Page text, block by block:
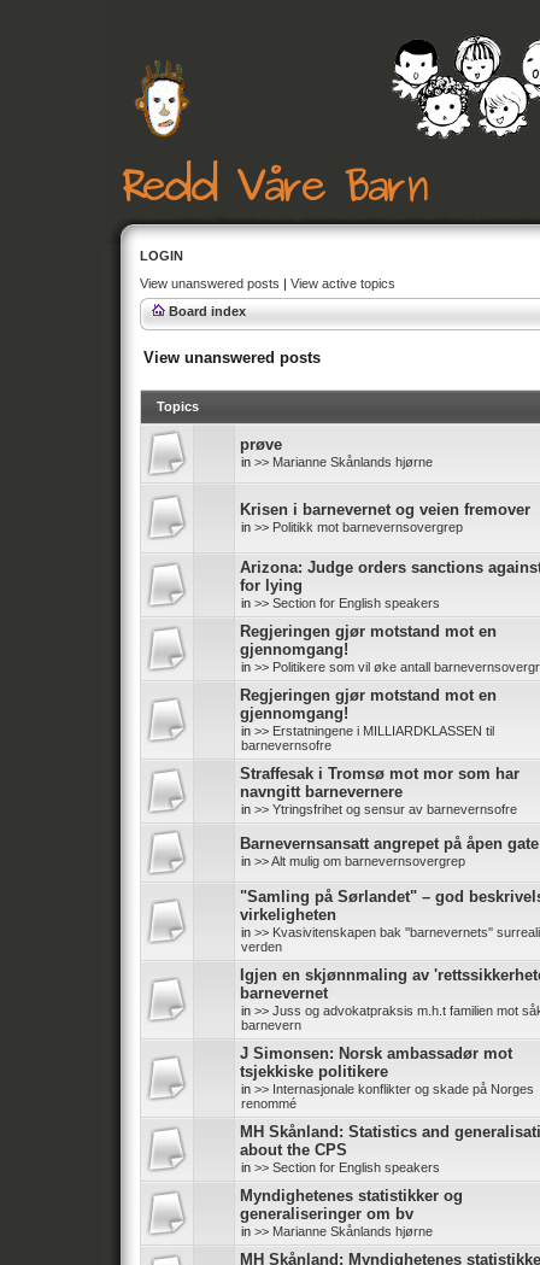
LOGIN
View unanswered posts | View active topics
Board index
View unanswered posts
Topics
prøve
in >> Marianne Skånlands hjørne
Krisen i barnevernet og veien fremover
in >> Politikk mot barnevernsovergrep
Arizona: Judge orders sanctions
for lying
in >> Section for English speakers
Regjeringen gjør motstand mot en
gjennomgang!
in >> Politikere som vil øke antall
Regjeringen gjør motstand mot en
gjennomgang!
in >> Erstatningene i MILLIARDKLASSEN til
barnevernsofre
Straffesak i Tromsø mot mor som har
navngitt barnevernere
in >> Ytringsfrihet og sensur av barnevernsofre
Barnevernsansatt angrepet på åpen gate
in >> Alt mulig om barnevernsovergrep
"Samling på Sørlandet" – god
virkeligheten
in >> Kvasivitenskapen bak ''barnevernets''
verden
Igjen en skjønnmaling av
barnevernet
in >> Juss og advokatpraksis m.h.t familien mot
barnevern
J Simonsen: Norsk ambassadør mot
tsjekkiske politikere
in >> Internasjonale konflikter og skade på Norges
renommé
MH Skånland: Statistics and
about the CPS
in >> Section for English speakers
Myndighetenes statistikker og
generaliseringer om bv
in >> Marianne Skånlands hjørne
MH Skånland: Myndighetenes